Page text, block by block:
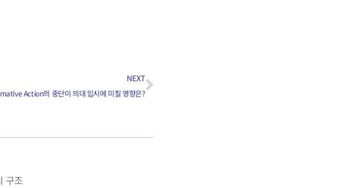
NEXT
Action의 중단이 의대 입시에 미칠 영향은?
구조